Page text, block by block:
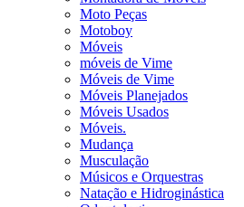
Moto Peças
Motoboy
Móveis
móveis de Vime
Móveis de Vime
Móveis Planejados
Móveis Usados
Móveis.
Mudança
Musculação
Músicos e Orquestras
Natação e Hidroginástica